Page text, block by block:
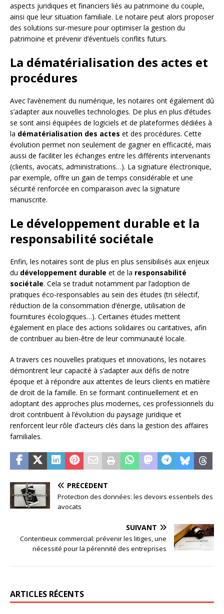
aspects juridiques et financiers liés au patrimoine du couple,
ainsi que leur situation familiale. Le notaire peut alors proposer
des solutions sur-mesure pour optimiser la gestion du
patrimoine et prévenir d’éventuels conflits futurs.
La dématérialisation des actes et
procédures
Avec l’avènement du numérique, les notaires ont également dû
s’adapter aux nouvelles technologies. De plus en plus d’études
se sont ainsi équipées de logiciels et de plateformes dédiées à
la dématérialisation des actes et des procédures. Cette
évolution permet non seulement de gagner en efficacité, mais
aussi de faciliter les échanges entre les différents intervenants
(clients, avocats, administrations…). La signature électronique,
par exemple, offre un gain de temps considérable et une
sécurité renforcée en comparaison avec la signature
manuscrite.
Le développement durable et la
responsabilité sociétale
Enfin, les notaires sont de plus en plus sensibilisés aux enjeux
du développement durable et de la responsabilité
sociétale. Cela se traduit notamment par l’adoption de
pratiques éco-responsables au sein des études (tri sélectif,
réduction de la consommation d’énergie, utilisation de
fournitures écologiques…). Certaines études mettent
également en place des actions solidaires ou caritatives, afin
de contribuer au bien-être de leur communauté locale.
A travers ces nouvelles pratiques et innovations, les notaires
démontrent leur capacité à s’adapter aux défis de notre
époque et à répondre aux attentes de leurs clients en matière
de droit de la famille. En se formant continuellement et en
adoptant des approches plus modernes, ces professionnels du
droit contribuent à l’évolution du paysage juridique et
renforcent leur rôle d’acteurs clés dans la gestion des affaires
familiales.
PRÉCÉDENT
Protection des données: les devoirs essentiels des
avocats
SUIVANT
Contentieux commercial: prévenir les litiges, une
nécessité pour la pérennité des entreprises
ARTICLES RÉCENTS